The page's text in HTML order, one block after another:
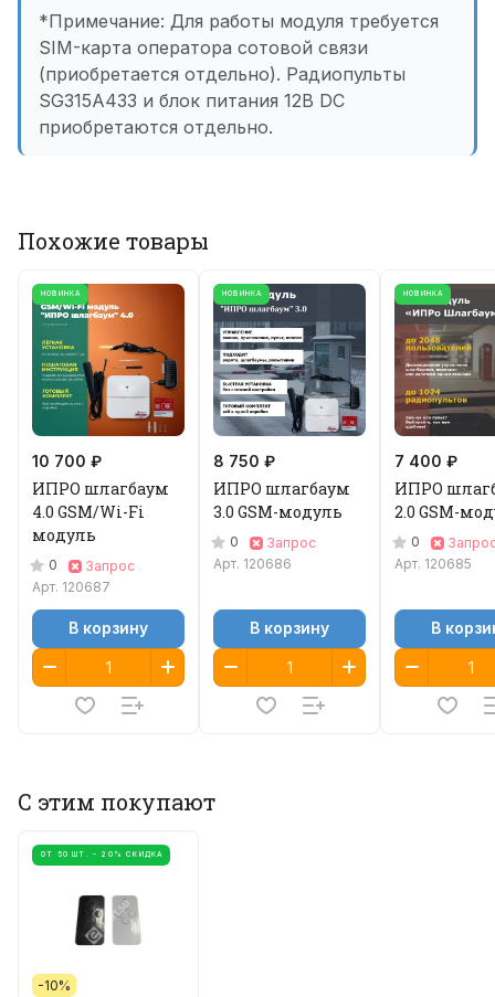
*Примечание: Для работы модуля требуется
SIM-карта оператора сотовой связи
(приобретается отдельно). Радиопульты
SG315A433 и блок питания 12В DC
приобретаются отдельно.
Похожие товары
НОВИНКА
10 700 ₽
ИПРО шлагбаум
4.0 GSM/Wi-Fi
модуль
0
Запрос
Арт. 120687
В корзину
НОВИНКА
8 750 ₽
ИПРО шлагбаум
3.0 GSM-модуль
0
Запрос
Арт. 120686
В корзину
НОВИНКА
7 400 ₽
ИПРО
2.0 GSM-
0
Арт. 120685
В
С этим покупают
ОТ 50 ШТ. - 20% СКИДКА
-10%